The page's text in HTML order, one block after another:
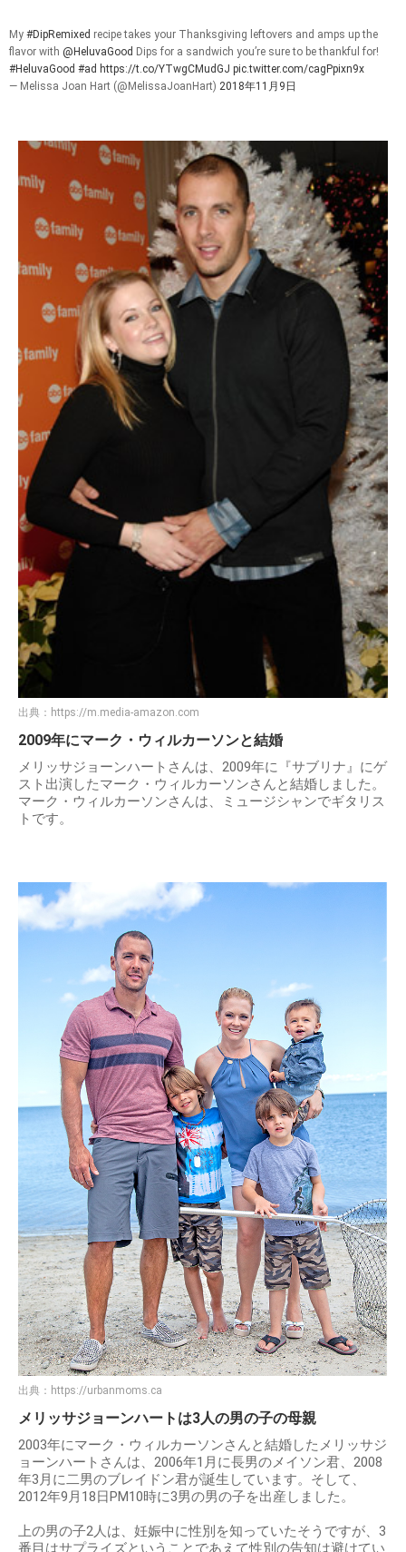
My #DipRemixed recipe takes your Thanksgiving leftovers and amps up the
flavor with @HeluvaGood Dips for a sandwich you’re sure to be thankful for!
#HeluvaGood #ad https://t.co/YTwgCMudGJ pic.twitter.com/cagPpixn9x
— Melissa Joan Hart (@MelissaJoanHart) 2018年11月9日
出典： https://m.media-amazon.com
2009年にマーク・ウィルカーソンと結婚
メリッサジョーンハートさんは、2009年に『サブリナ』にゲ
スト出演したマーク・ウィルカーソンさんと結婚しました。
マーク・ウィルカーソンさんは、ミュージシャンでギタリス
トです。
出典： https://urbanmoms.ca
メリッサジョーンハートは3人の男の子の母親
2003年にマーク・ウィルカーソンさんと結婚したメリッサジ
ョーンハートさんは、2006年1月に長男のメイソン君、2008
年3月に二男のブレイドン君が誕生しています。そして、
2012年9月18日PM10時に3男の男の子を出産しました。
上の男の子2人は、妊娠中に性別を知っていたそうですが、3
番目はサプライズということであえて性別の告知は避けてい